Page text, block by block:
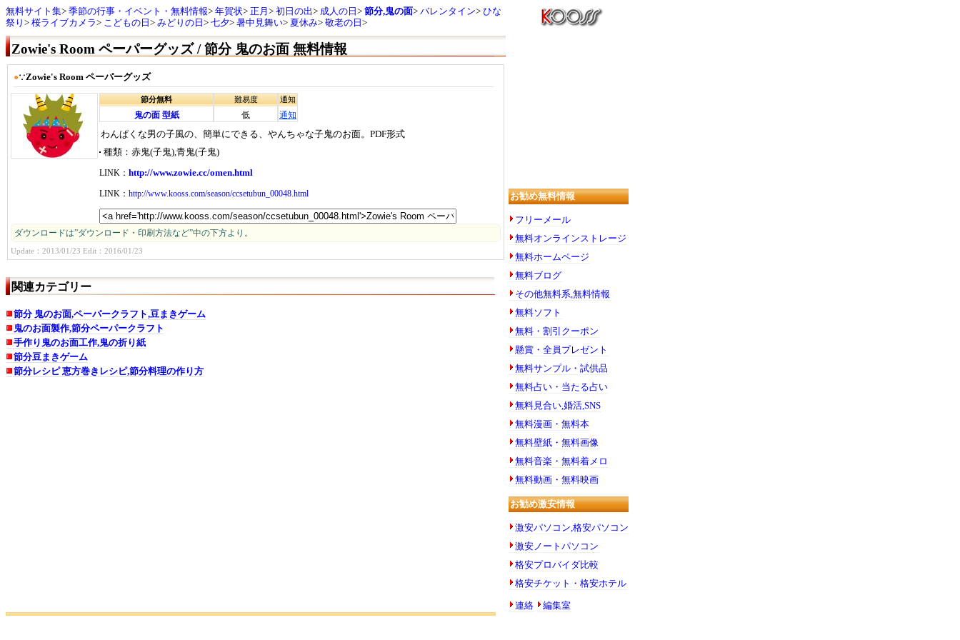
無料サイト集 季節の行事・イベント・無料情報 年賀状 正月 初日の出 成人の日 節分,鬼の面 バレンタイン
ひな
祭り
桜ライブカメラ こどもの日 みどりの日 七夕 暑中見舞い 夏休み 敬老の日
Zowie's Room ペーパーグッズ / 節分 鬼のお面 無料情報
●∵Zowie's Room ペーパーグッズ
節分無料
鬼の面 型紙
難易度
低
通知
通知
わんぱくな男の子風の、簡単にできる、やんちゃな子鬼のお面。PDF形式
種類 赤鬼(子鬼),青鬼(子鬼)
LINK： http://www.zowie.cc/omen.html
LINK： http://www.kooss.com/season/ccsetubun_00048.html
ダウンロードは”ダウンロード・印刷方法など”中の下方より。
Update：2013/01/23 Edit：2016/01/23
関連カテゴリー
節分 鬼のお面,ペーパークラフト,豆まきゲーム
鬼のお面製作,節分ペーパークラフト
手作り鬼のお面工作,鬼の折り紙
節分豆まきゲーム
節分レシピ 恵方巻きレシピ,節分料理の作り方
お勧め無料情報
フリーメール
無料オンラインストレージ
無料ホームページ
無料ブログ
その他無料系,無料情報
無料ソフト
無料・割引クーポン
懸賞・全員プレゼント
無料サンプル・試供品
無料占い・当たる占い
無料見合い,婚活,SNS
無料漫画・無料本
無料壁紙・無料画像
無料音楽・無料着メロ
無料動画・無料映画
お勧め激安情報
激安パソコン,格安パソコン
激安ノートパソコン
格安プロバイダ比較
格安チケット・格安ホテル
連絡 編集室